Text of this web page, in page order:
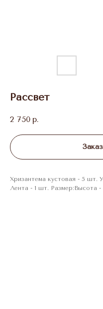
Рассвет
2 750 р.
Хризантема кустовая - 5 шт.
Лента - 1 шт. Размер:Высота